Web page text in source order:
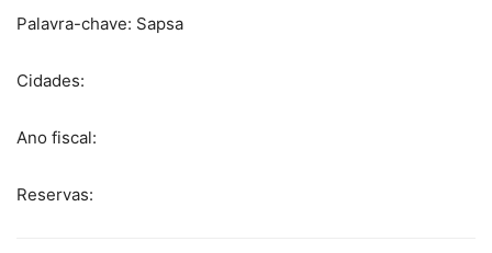
Palavra-chave: Sapsa
Cidades:
Ano fiscal:
Reservas: